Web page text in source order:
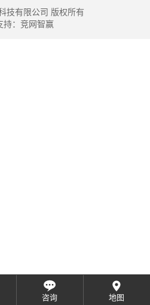
技有限公司 版权所有
： 竞网智赢
咨询 地图